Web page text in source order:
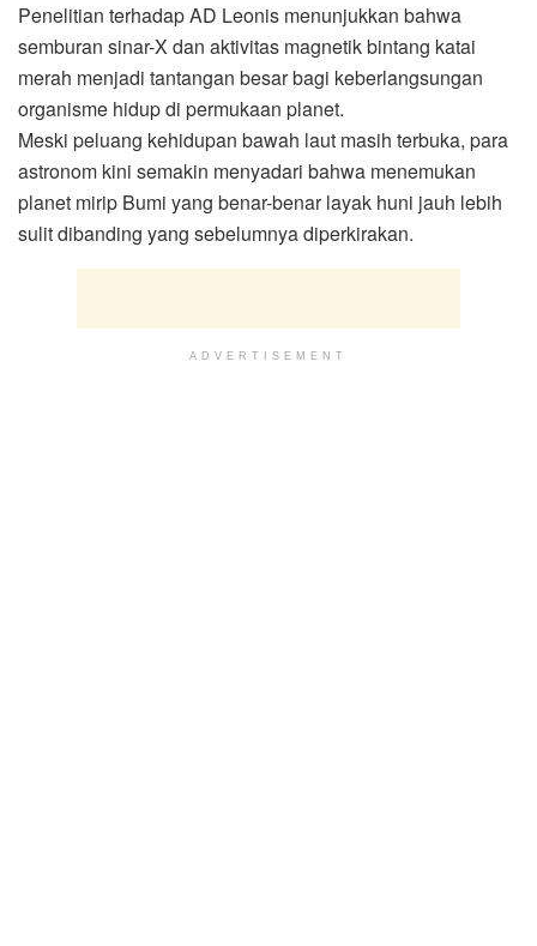
Penelitian terhadap AD Leonis menunjukkan bahwa
semburan sinar-X dan aktivitas magnetik bintang katai
merah menjadi tantangan besar bagi keberlangsungan
organisme hidup di permukaan planet.
Meski peluang kehidupan bawah laut masih terbuka, para
astronom kini semakin menyadari bahwa menemukan
planet mirip Bumi yang benar-benar layak huni jauh lebih
sulit dibanding yang sebelumnya diperkirakan.
ADVERTISEMENT